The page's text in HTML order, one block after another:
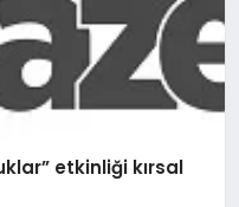
etkinliği kırsal